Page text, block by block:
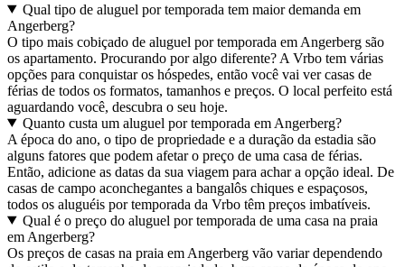
Qual tipo de aluguel por temporada tem maior demanda em
Angerberg?
O tipo mais cobiçado de aluguel por temporada em Angerberg são
os apartamento. Procurando por algo diferente? A Vrbo tem várias
opções para conquistar os hóspedes, então você vai ver casas de
férias de todos os formatos, tamanhos e preços. O local perfeito está
aguardando você, descubra o seu hoje.
Quanto custa um aluguel por temporada em Angerberg?
A época do ano, o tipo de propriedade e a duração da estadia são
alguns fatores que podem afetar o preço de uma casa de férias.
Então, adicione as datas da sua viagem para achar a opção ideal. De
casas de campo aconchegantes a bangalôs chiques e espaçosos,
todos os aluguéis por temporada da Vrbo têm preços imbatíveis.
Qual é o preço do aluguel por temporada de uma casa na praia
em Angerberg?
Os preços de casas na praia em Angerberg vão variar dependendo